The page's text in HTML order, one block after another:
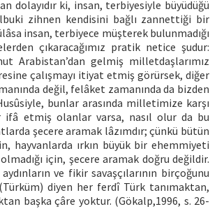
dolayıdır ki, insan, terbiyesiyle büyüdüğü
zihnen kendisini bağlı zannettiği bir
insan, terbiyece müşterek bulunmadığı
çıkaracağımız pratik netice şudur:
Arabistan’dan gelmiş milletdaşlarımız
çalışmayı itiyat etmiş görürsek, diğer
değil, felâket zamanında da bizden
bunlar arasında milletimize karşı
ifâ etmiş olanlar varsa, nasıl olur da bu
şecere aramak lâzımdır; çünkü bütün
hayvanlarda ırkın büyük bir ehemmiyeti
için, şecere aramak doğru değildir.
ve fikir savaşçılarının birçoğunu
diyen her ferdî Türk tanımaktan,
başka çâre yoktur. (Gökalp,1996, s. 26-